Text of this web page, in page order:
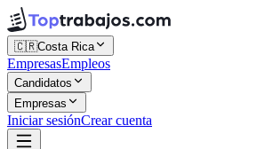
🇨🇷Costa Rica
EmpresasEmpleos
Candidatos
Empresas
Iniciar sesiónCrear cuenta